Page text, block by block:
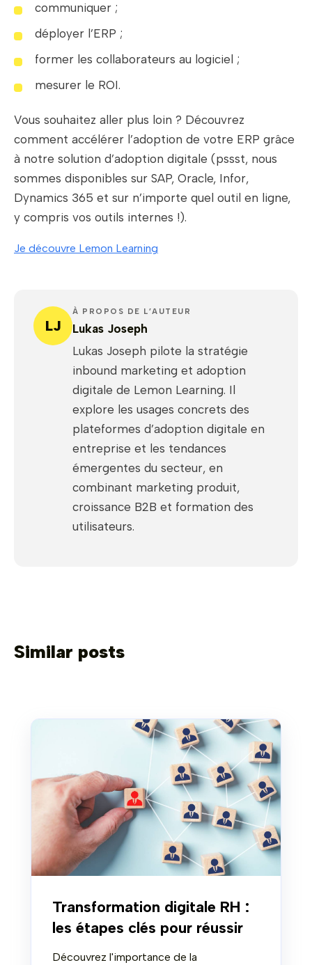
communiquer ;
déployer l’ERP ;
former les collaborateurs au logiciel ;
mesurer le ROI.
Vous souhaitez aller plus loin ? Découvrez
comment accélérer l’adoption de votre ERP grâce
à notre solution d’adoption digitale (pssst, nous
sommes disponibles sur SAP, Oracle, Infor,
Dynamics 365 et sur n’importe quel outil en ligne,
y compris vos outils internes !).
Je découvre Lemon Learning
LJ
À PROPOS DE L’AUTEUR
Lukas Joseph
Lukas Joseph pilote la stratégie
inbound marketing et adoption
digitale de Lemon Learning. Il
explore les usages concrets des
plateformes d’adoption digitale en
entreprise et les tendances
émergentes du secteur, en
combinant marketing produit,
croissance B2B et formation des
utilisateurs.
Similar posts
Transformation digitale RH :
les étapes clés pour réussir
Découvrez l'importance de la